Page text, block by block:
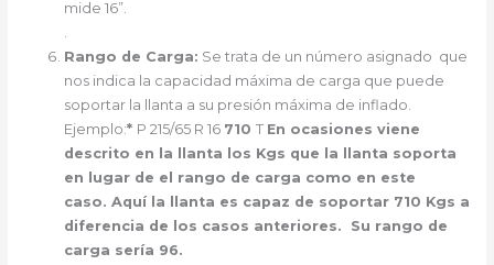
mide 16”.
.
Rango de Carga: Se trata de un número asignado que
nos indica la capacidad máxima de carga que puede
soportar la llanta a su presión máxima de inflado.
Ejemplo:* P 215/65 R 16 710 T En ocasiones viene
descrito en la llanta los Kgs que la llanta soporta
en lugar de el rango de carga como en este
caso. Aquí la llanta es capaz de soportar 710 Kgs a
diferencia de los casos anteriores.
Su rango de
carga sería 96.